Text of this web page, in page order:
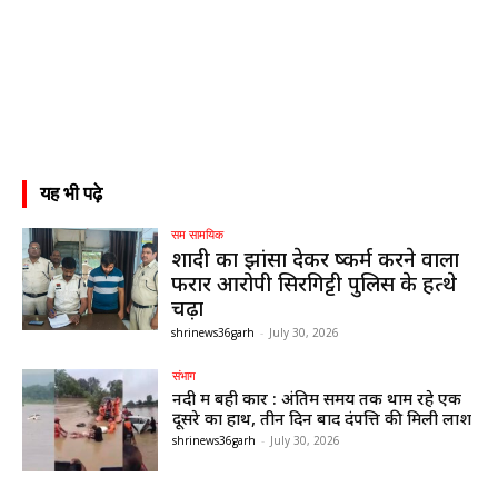
यह भी पढ़े
सम सामयिक
शादी का झांसा देकर दुष्कर्म करने वाला
फरार आरोपी सिरगिट्टी पुलिस के हत्थे
चढ़ा
shrinews36garh - July 30, 2026
संभाग
नदी में बही कार : अंतिम समय तक थामें रहे एक
दूसरे का हाथ, तीन दिन बाद दंपत्ति की मिली लाश
shrinews36garh - July 30, 2026